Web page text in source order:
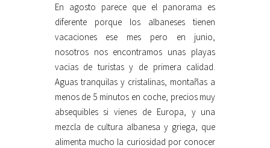
En agosto parece que el panorama es
diferente porque los albaneses tienen
vacaciones ese mes pero en junio,
nosotros nos encontramos unas playas
vacias de turistas y de primera calidad.
Aguas tranquilas y cristalinas, montañas a
menos de 5 minutos en coche, precios muy
absequibles si vienes de Europa, y una
mezcla de cultura albanesa y griega, que
alimenta mucho la curiosidad por conocer